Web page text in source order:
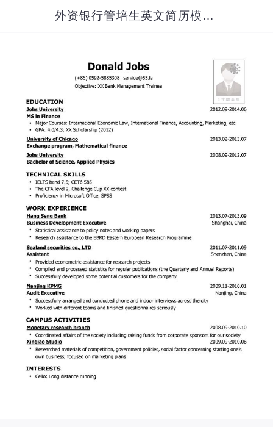
外资银行管培生英文简历模板（应届生初级岗位）